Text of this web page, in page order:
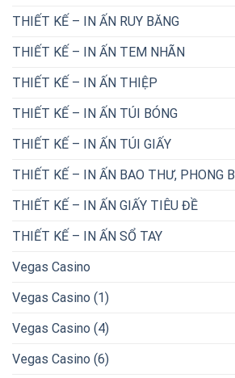
THIẾT KẾ – IN ẤN RUY BĂNG
THIẾT KẾ – IN ẤN TEM NHÃN
THIẾT KẾ – IN ẤN THIỆP
THIẾT KẾ – IN ẤN TÚI BÓNG
THIẾT KẾ – IN ẤN TÚI GIẤY
THIẾT KẾ – IN ẤN BAO THƯ, PHONG BÌ
THIẾT KẾ – IN ẤN GIẤY TIÊU ĐỀ
THIẾT KẾ – IN ẤN SỔ TAY
Vegas Casino
Vegas Casino (1)
Vegas Casino (4)
Vegas Casino (6)